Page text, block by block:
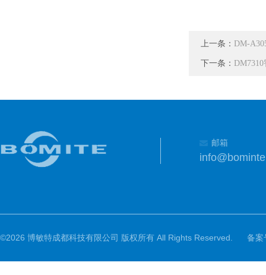
上一条： DM-
下一条：
邮箱
©2026 博敏特成都科技有限公司 版权所有 All Rights Reserved. 备案